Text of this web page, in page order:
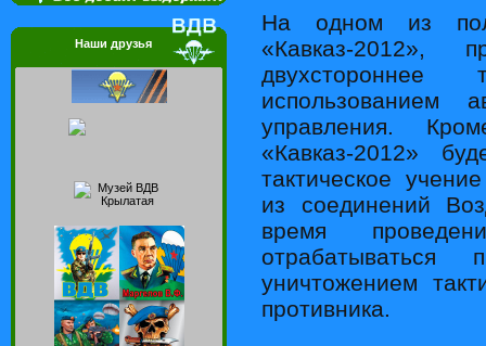
Наши друзья
На одном из
«Кавказ-2012»,
использованием
управления.
«Кавказ-2012»
тактическое
из соединений
время
отрабатываться
уничтожением
противника.